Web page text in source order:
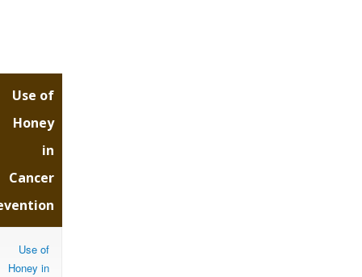
in
Use of
Honey
in
Cancer
Use of
Honey in